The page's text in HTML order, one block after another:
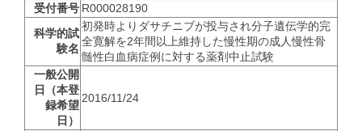
受付番号 R000028190
科学的試
験名
初発時よりダサチニブが投与され分子遺伝学的完
全寛解を2年間以上維持した慢性期の成人慢性骨
髄性白血病症例に対する薬剤中止試験
一般公開
日（本登
録希望
日）
2016/11/24